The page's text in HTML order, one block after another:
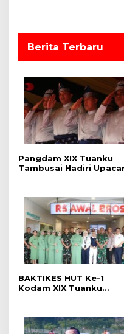
Berita Terbaru
Pangdam XIX Tuanku
Tambusai Hadiri
BAKTIKES HUT Ke-1
Kodam XIX Tuanku
Operasi Gratis